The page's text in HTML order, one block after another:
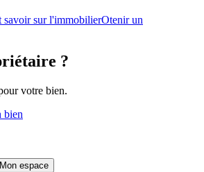
savoir sur l'immobilierOtenir un
?
votre bien.
bien
Mon espace